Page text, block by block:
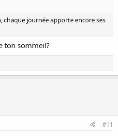
chaque journée apporte encore ses
ton sommeil?
#11